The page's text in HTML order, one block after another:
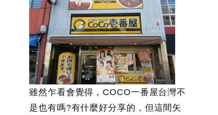
雖然乍看會覺得，COCO一番屋台灣不
是也有嗎?有什麼好分享的，但這間矢